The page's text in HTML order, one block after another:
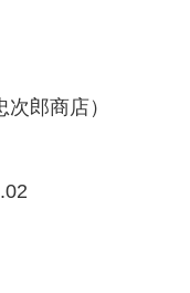
郎商店）